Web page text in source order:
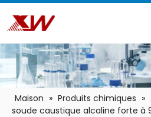
Maison » Produits chimiques »
soude caustique alcaline forte à